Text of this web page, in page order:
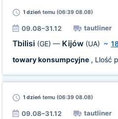
1 dzień temu (06:39 08.08)
09.08–31.12 tautliner
Tbilisi (GE) — Kijów (UA) ~
towary konsumpcyjne, Llość
1 dzień temu (06:39 08.08)
09.08–31.12 tautliner